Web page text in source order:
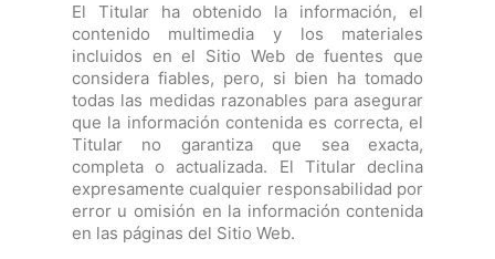
El Titular ha obtenido la información, el
contenido multimedia y los materiales
incluidos en el Sitio Web de fuentes que
considera fiables, pero, si bien ha tomado
todas las medidas razonables para asegurar
que la información contenida es correcta, el
Titular no garantiza que sea exacta,
completa o actualizada. El Titular declina
expresamente cualquier responsabilidad por
error u omisión en la información contenida
en las páginas del Sitio Web.